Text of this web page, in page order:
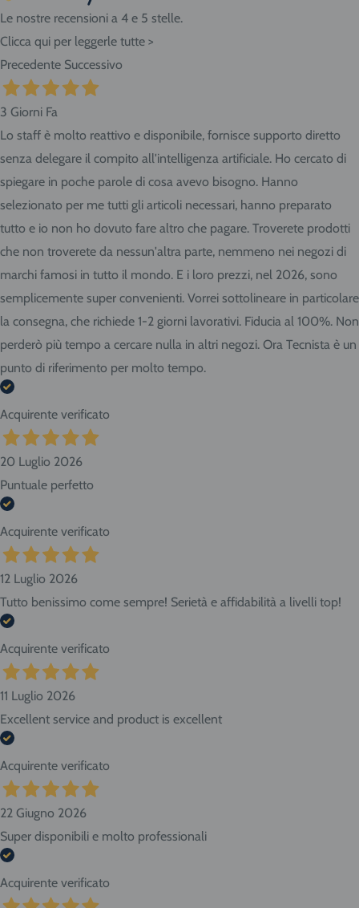
Le nostre recensioni a 4 e 5 stelle.
Clicca qui per leggerle tutte >
Precedente Successivo
3 Giorni Fa
Lo staff è molto reattivo e disponibile, fornisce supporto diretto
senza delegare il compito all'intelligenza artificiale. Ho cercato di
spiegare in poche parole di cosa avevo bisogno. Hanno
selezionato per me tutti gli articoli necessari, hanno preparato
tutto e io non ho dovuto fare altro che pagare. Troverete prodotti
che non troverete da nessun'altra parte, nemmeno nei negozi di
marchi famosi in tutto il mondo. E i loro prezzi, nel 2026, sono
semplicemente super convenienti. Vorrei sottolineare in particolare
la consegna, che richiede 1-2 giorni lavorativi. Fiducia al 100%. Non
perderò più tempo a cercare nulla in altri negozi. Ora Tecnista è un
punto di riferimento per molto tempo.
Acquirente verificato
20 Luglio 2026
Puntuale perfetto
Acquirente verificato
12 Luglio 2026
Tutto benissimo come sempre! Serietà e affidabilità a livelli top!
Acquirente verificato
11 Luglio 2026
Excellent service and product is excellent
Acquirente verificato
22 Giugno 2026
Super disponibili e molto professionali
Acquirente verificato